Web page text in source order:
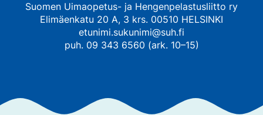
Suomen Uimaopetus- ja Hengenpelastusliitto ry
Elimäenkatu 20 A, 3 krs. 00510 HELSINKI
etunimi.sukunimi@suh.fi
puh. 09 343 6560 (ark. 10–15)